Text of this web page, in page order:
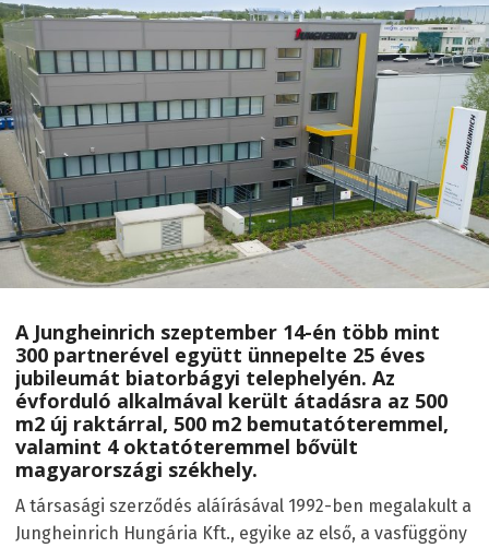
A Jungheinrich szeptember 14-én több mint
300 partnerével együtt ünnepelte 25 éves
jubileumát biatorbágyi telephelyén. Az
évforduló alkalmával került átadásra az 500
m2 új raktárral, 500 m2 bemutatóteremmel,
valamint 4 oktatóteremmel bővült
magyarországi székhely.
A társasági szerződés aláírásával 1992-ben megalakult a
Jungheinrich Hungária Kft., egyike az első, a vasfüggöny